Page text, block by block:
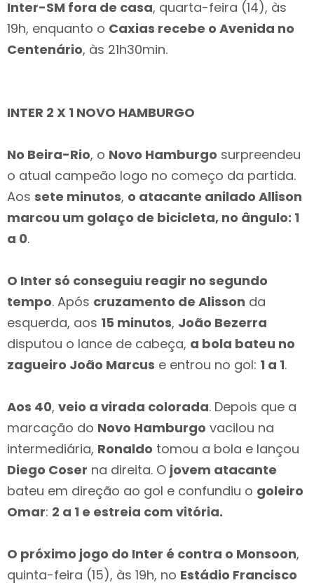
Inter-SM fora de casa, quarta-feira (14), às
19h, enquanto o Caxias recebe o Avenida no
Centenário, às 21h30min.
INTER 2 X 1 NOVO HAMBURGO
No Beira-Rio, o Novo Hamburgo surpreendeu
o atual campeão logo no começo da partida.
Aos sete minutos, o atacante anilado Allison
marcou um golaço de bicicleta, no ângulo: 1
a 0.
O Inter só conseguiu reagir no segundo
tempo. Após cruzamento de Alisson da
esquerda, aos 15 minutos, João Bezerra
disputou o lance de cabeça, a bola bateu no
zagueiro João Marcus e entrou no gol: 1 a 1.
Aos 40, veio a virada colorada. Depois que a
marcação do Novo Hamburgo vacilou na
intermediária, Ronaldo tomou a bola e lançou
Diego Coser na direita. O jovem atacante
bateu em direção ao gol e confundiu o goleiro
Omar: 2 a 1 e estreia com vitória.
O próximo jogo do Inter é contra o Monsoon,
quinta-feira (15), às 19h, no Estádio Francisco